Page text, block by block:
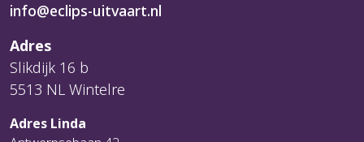
info@eclips-uitvaart.nl
Adres
Slikdijk 16 b
5513 NL Wintelre
Adres Linda